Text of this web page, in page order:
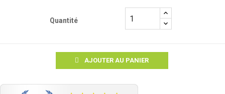
Quantité
AJOUTER AU PANIER